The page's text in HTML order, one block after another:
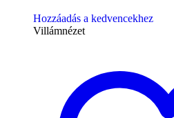
Hozzáadás a kedvencekhez
Villámnézet